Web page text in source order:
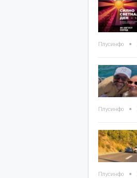
Плусинфо
Плусинфо
Плусинфо